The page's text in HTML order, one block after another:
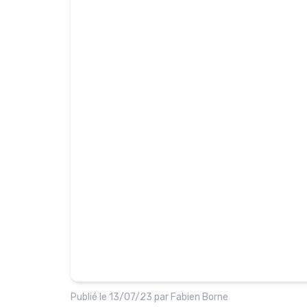
Publié le 13/07/23 par Fabien Borne